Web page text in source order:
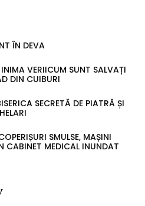
ÎN DEVA
VERIICUM SUNT SALVAȚI
DIN CUIBURI
SECRETĂ DE PIATRĂ ȘI
SMULSE, MAȘINI
CABINET MEDICAL INUNDAT